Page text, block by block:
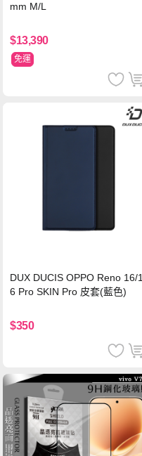
mm M/L
$13,390
免運
DUX DUCIS OPPO Reno 16/1
6 Pro SKIN Pro 皮套(藍色)
$350